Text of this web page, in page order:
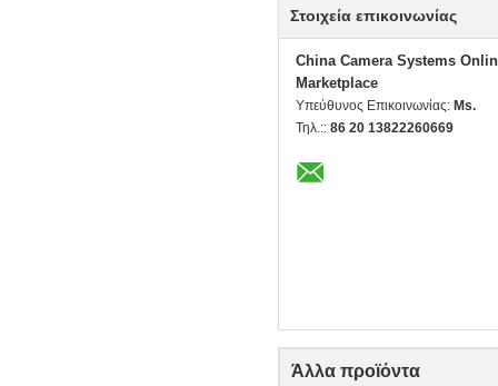
Στοιχεία επικοινωνίας
China Camera Systems
Marketplace
Υπεύθυνος Επικοινωνίας: Ms.
Τηλ.:: 86 20 13822260669
Άλλα προϊόντα